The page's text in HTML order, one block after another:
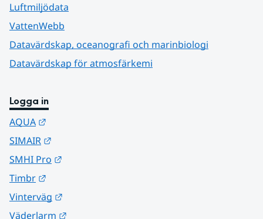
Luftmiljödata
VattenWebb
Datavärdskap, oceanografi och marinbiologi
Datavärdskap för atmosfärkemi
Logga in
AQUA
SIMAIR
SMHI Pro
Timbr
Vinterväg
Väderlarm